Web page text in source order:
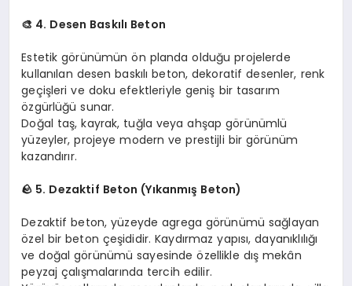
🎨 4. Desen Baskılı Beton
Estetik görünümün ön planda olduğu projelerde
kullanılan desen baskılı beton, dekoratif desenler, renk
geçişleri ve doku efektleriyle geniş bir tasarım
özgürlüğü sunar.
Doğal taş, kayrak, tuğla veya ahşap görünümlü
yüzeyler, projeye modern ve prestijli bir görünüm
kazandırır.
🪨 5. Dezaktif Beton (Yıkanmış Beton)
Dezaktif beton, yüzeyde agrega görünümü sağlayan
özel bir beton çeşididir. Kaydırmaz yapısı, dayanıklılığı
ve doğal görünümü sayesinde özellikle dış mekân
peyzaj çalışmalarında tercih edilir.